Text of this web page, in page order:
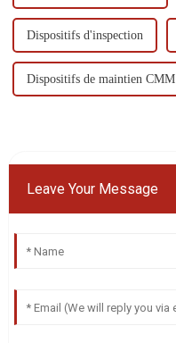
Dispositifs d'inspection
Dispositifs de maintien CMM
Leave Your Message